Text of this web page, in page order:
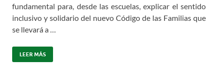
fundamental para, desde las escuelas, explicar el sentido
inclusivo y solidario del nuevo Código de las Familias que
se llevará a …
LEER MÁS